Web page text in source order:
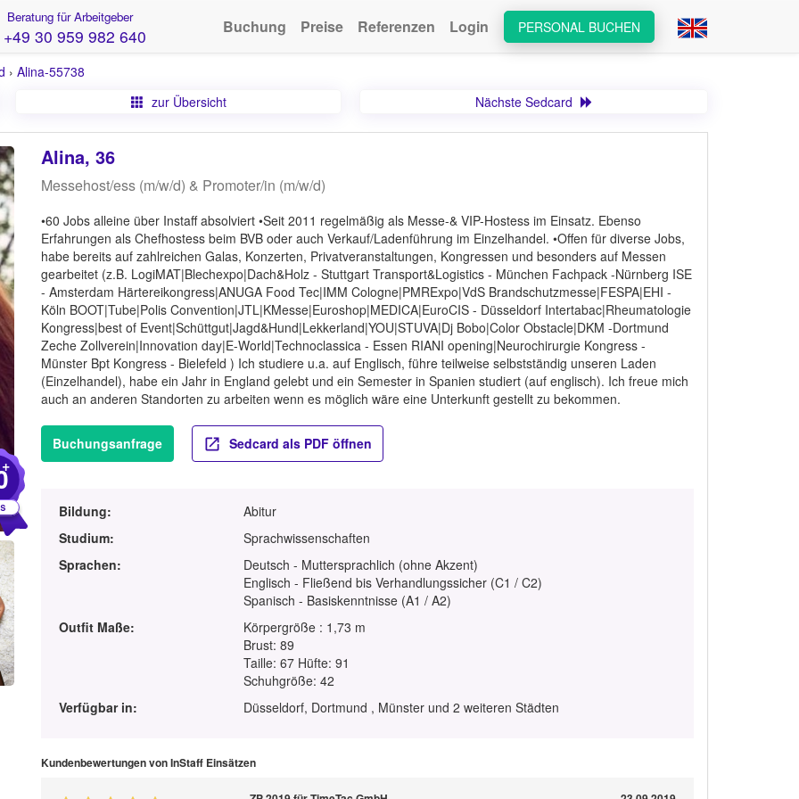
Beratung für Arbeitgeber
+49 30 959 982 640 PERSONAL BUCHEN
Buchung Preise Referenzen Login
› Alina-55738
zur Übersicht
Nächste Sedcard
+
Alina, 36
Messehost/ess (m/w/d) & Promoter/in (m/w/d)
•60 Jobs alleine über Instaff absolviert •Seit 2011 regelmäßig als Messe-& VIP-Hostess im Einsatz. Ebenso
Erfahrungen als Chefhostess beim BVB oder auch Verkauf/Ladenführung im Einzelhandel. •Offen für diverse Jobs,
habe bereits auf zahlreichen Galas, Konzerten, Privatveranstaltungen, Kongressen und besonders auf Messen
gearbeitet (z.B. LogiMAT|Blechexpo|Dach&Holz - Stuttgart Transport&Logistics - München Fachpack -Nürnberg ISE
- Amsterdam Härtereikongress|ANUGA Food Tec|IMM Cologne|PMRExpo|VdS Brandschutzmesse|FESPA|EHI -
Köln BOOT|Tube|Polis Convention|JTL|KMesse|Euroshop|MEDICA|EuroCIS - Düsseldorf Intertabac|Rheumatologie
Kongress|best of Event|Schüttgut|Jagd&Hund|Lekkerland|YOU|STUVA|Dj Bobo|Color Obstacle|DKM -Dortmund
Zeche Zollverein|Innovation day|E-World|Technoclassica - Essen RIANI opening|Neurochirurgie Kongress -
Münster Bpt Kongress - Bielefeld ) Ich studiere u.a. auf Englisch, führe teilweise selbstständig unseren Laden
(Einzelhandel), habe ein Jahr in England gelebt und ein Semester in Spanien studiert (auf englisch). Ich freue mich
auch an anderen Standorten zu arbeiten wenn es möglich wäre eine Unterkunft gestellt zu bekommen.
Buchungsanfrage Sedcard als PDF öffnen
Bildung:
Abitur
Studium:
Sprachwissenschaften
Sprachen:
Deutsch - Muttersprachlich (ohne Akzent)
Englisch - Fließend bis Verhandlungssicher (C1 / C2)
Spanisch - Basiskenntnisse (A1 / A2)
Outfit Maße:
Körpergröße : 1,73 m
Brust: 89
Taille: 67 Hüfte: 91
Schuhgröße: 42
Verfügbar in:
Düsseldorf, Dortmund , Münster und 2 weiteren Städten
Kundenbewertungen von InStaff Einsätzen